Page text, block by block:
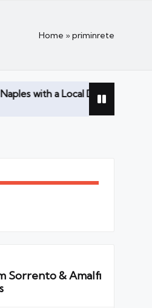
Home » priminrete
Driver Recensioni
Sorrento & Amalfi